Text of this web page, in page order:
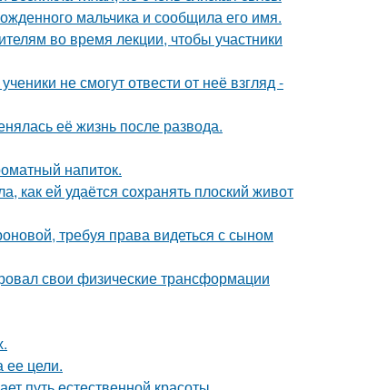
мальчика и сообщила его имя.
во время лекции, чтобы участники
не смогут отвести от неё взгляд -
её жизнь после развода.
напиток.
как ей удаётся сохранять плоский живот
требуя права видеться с сыном
свои физические трансформации
ее цели.